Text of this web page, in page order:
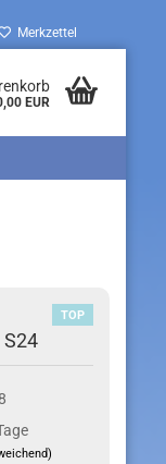
Merkzettel
EUR
TOP